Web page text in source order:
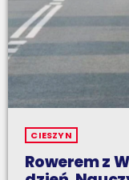
CIESZYN
Rowerem z